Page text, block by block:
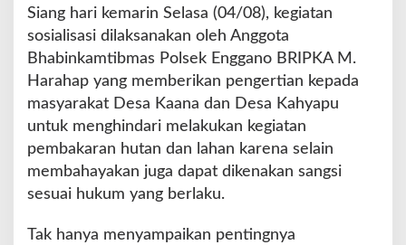
r
S
a
l
i
a
s
D
Siang hari kemarin Selasa (04/08), kegiatan
sosialisasi dilaksanakan oleh Anggota
Bhabinkamtibmas Polsek Enggano BRIPKA M.
Harahap yang memberikan pengertian kepada
masyarakat Desa Kaana dan Desa Kahyapu
untuk menghindari melakukan kegiatan
pembakaran hutan dan lahan karena selain
membahayakan juga dapat dikenakan sangsi
sesuai hukum yang berlaku.
Tak hanya menyampaikan pentingnya